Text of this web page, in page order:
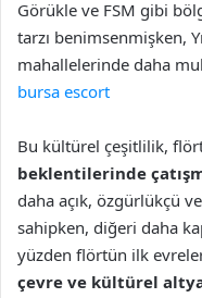
Görükle ve FSM gibi
tarzı benimsenmişken,
mahallelerinde daha
bursa escort
Bu kültürel çeşitlilik,
beklentilerinde
daha açık, özgürlükçü
sahipken, diğeri daha
yüzden flörtün ilk
çevre ve kültürel